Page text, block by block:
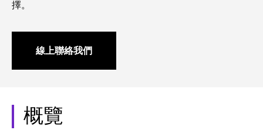
擇。
線上聯絡我們
概覽